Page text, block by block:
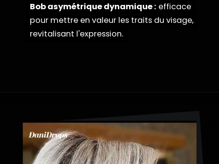
Bob asymétrique dynamique : efficace
pour mettre en valeur les traits du visage,
revitalisant l'expression.
Bob asymétrique dynamique : efficace
pour mettre en valeur les traits du visage,
revitalisant l'expression.